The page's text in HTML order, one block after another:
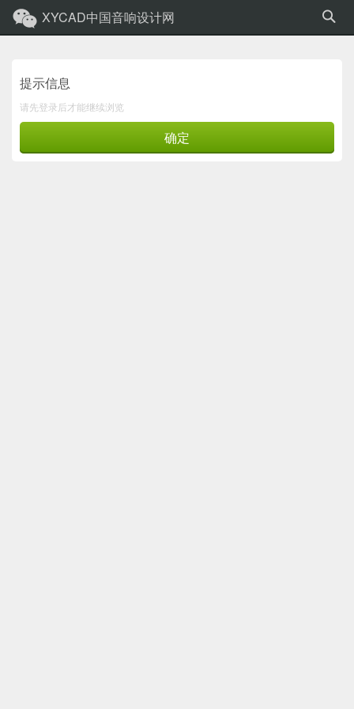
XYCAD中国音响设计网
提示信息
请先登录后才能继续浏览
确定